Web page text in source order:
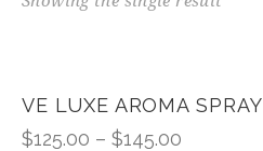
VE LUXE AROMA SPRAY
$125.00 – $145.00